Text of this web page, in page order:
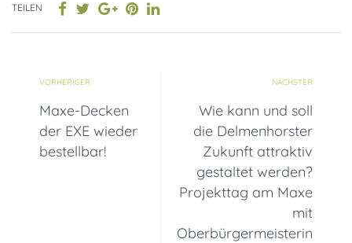
TEILEN
VORHERIGER
Maxe-Decken
der EXE wieder
bestellbar!
NÄCHSTER
Wie kann und soll
die Delmenhorster
Zukunft attraktiv
gestaltet werden?
Projekttag am Maxe
mit
Oberbürgermeisterin